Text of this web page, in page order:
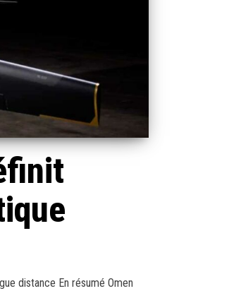
distance En résumé Omen